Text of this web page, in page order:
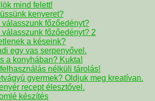
mind felett!
kenyeret?
válasszunk főzőedényt?
válasszunk főzőedényt? 2
a késeink?
egy vas serpenyővel.
a konyhában? Kukta!
nélküli tárolás!
gyermek? Oldjuk meg kreatívan.
recept élesztővel.
készítés